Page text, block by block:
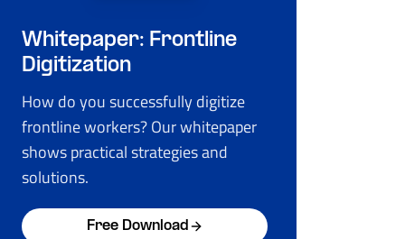
Whitepaper: Frontline
Digitization
How do you successfully digitize
frontline workers? Our whitepaper
shows practical strategies and
solutions.
Free Download